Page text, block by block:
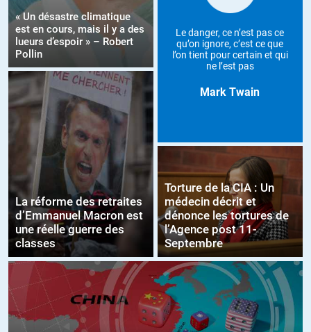
« Un désastre climatique
est en cours, mais il y a des
lueurs d’espoir » – Robert
Pollin
La réforme des retraites
d’Emmanuel Macron est
une réelle guerre des
classes
Le danger, ce n’est pas ce
qu’on ignore, c’est ce que
l’on tient pour certain et qui
ne l’est pas
Mark Twain
Torture de la CIA : Un
médecin décrit et
dénonce les tortures de
l’Agence post 11-
Septembre